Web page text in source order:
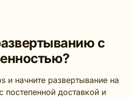
с
и начните развертывание на
постепенной доставкой и